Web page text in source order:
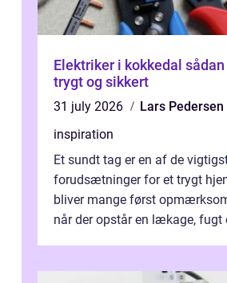
Elektriker i kokkedal sådan vælger du
trygt og sikkert
31 july 2026
Lars Pedersen
inspiration
Et sundt tag er en af de
forudsætninger for et trygt
bliver mange først
når der opstår en lækage, fugt